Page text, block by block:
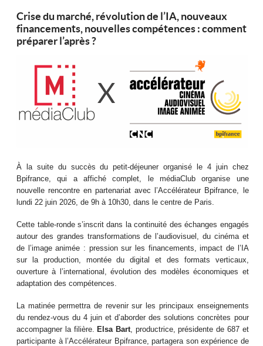
Crise du marché, révolution de l’IA, nouveaux
financements, nouvelles compétences : comment
préparer l’après ?
À la suite du succès du petit-déjeuner organisé le 4 juin chez
Bpifrance, qui a affiché complet, le médiaClub organise une
nouvelle rencontre en partenariat avec l’Accélérateur Bpifrance, le
lundi 22 juin 2026, de 9h à 10h30, dans le centre de Paris.
Cette table-ronde s’inscrit dans la continuité des échanges engagés
autour des grandes transformations de l’audiovisuel, du cinéma et
de l’image animée : pression sur les financements, impact de l’IA
sur la production, montée du digital et des formats verticaux,
ouverture à l’international, évolution des modèles économiques et
adaptation des compétences.
La matinée permettra de revenir sur les principaux enseignements
du rendez-vous du 4 juin et d’aborder des solutions concrètes pour
accompagner la filière. Elsa Bart, productrice, présidente de 687 et
participante à l’Accélérateur Bpifrance, partagera son expérience de